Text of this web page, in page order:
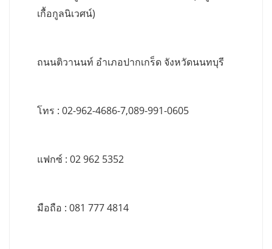
เกื้อกูลนิเวศน์)
ถนนติวานนท์ อำเภอปากเกร็ด จังหวัดนนทบุรี
โทร : 02-962-4686-7,089-991-0605
แฟกซ์ : 02 962 5352
มือถือ : 081 777 4814